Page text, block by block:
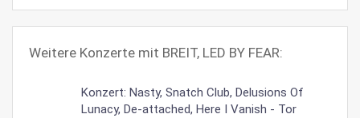
Weitere Konzerte mit BREIT, LED BY FEAR:
Konzert: Nasty, Snatch Club, Delusions Of
Lunacy, De-attached, Here I Vanish - Tor